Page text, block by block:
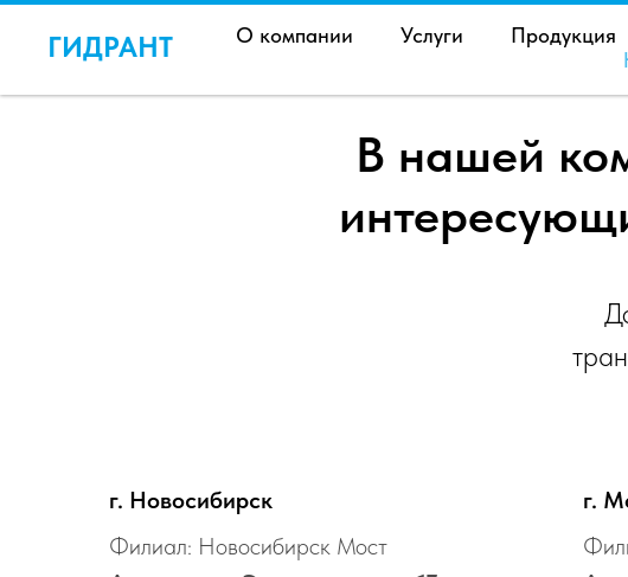
ГИДРАНТ О компании Услуги Продукция
В нашей
г. Новосибирск
Филиал: Новосибирск Мост
г.